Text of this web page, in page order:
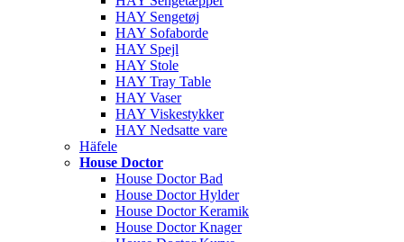
HAY Sengetøj
HAY Sofaborde
HAY Spejl
HAY Stole
HAY Tray Table
HAY Vaser
HAY Viskestykker
HAY Nedsatte vare
Häfele
House Doctor
House Doctor Bad
House Doctor Hylder
House Doctor Keramik
House Doctor Knager